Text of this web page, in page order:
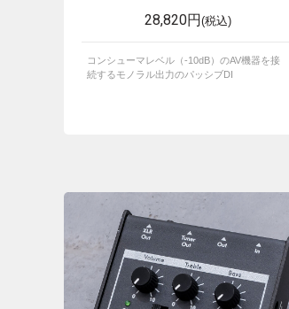
28,820円(税込)
コンシューマレベル（-10dB）のAV機器を接
続するモノラル出力のパッシブDI